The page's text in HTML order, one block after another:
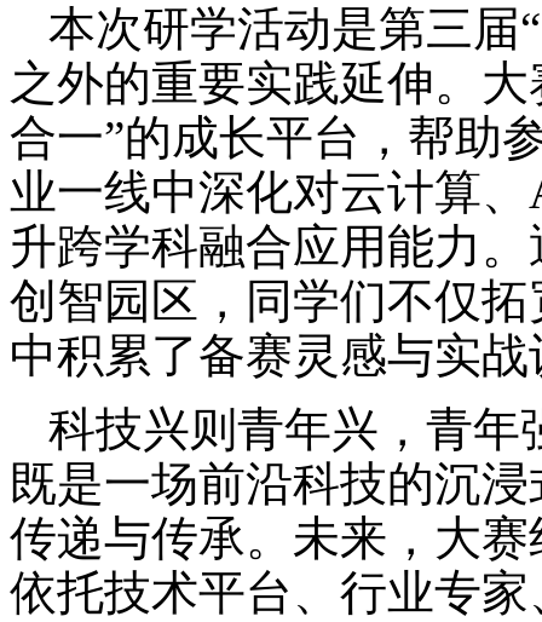
本次研学活动是第三届
之外的重要实践延伸。
合一”的成长平台，帮助
业一线中深化对云计算
升跨学科融合应用能力
创智园区，同学们不仅
中积累了备赛灵感与实战
科技兴则青年兴，青年
既是一场前沿科技的沉
传递与传承。未来，大
依托技术平台、行业专